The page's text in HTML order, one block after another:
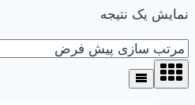
نمایش یک نتیجه